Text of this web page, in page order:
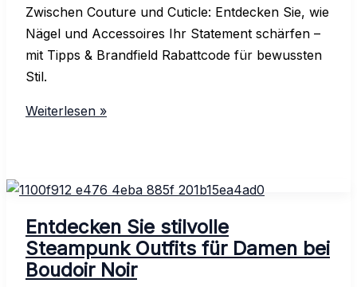
Zwischen Couture und Cuticle: Entdecken Sie, wie
Nägel und Accessoires Ihr Statement schärfen –
mit Tipps & Brandfield Rabattcode für bewussten
Stil.
Brandfield
bei
Beliebteste
Gutscheine
Weiterlesen »
Entdecken Sie stilvolle
Steampunk Outfits für Damen bei
Boudoir Noir